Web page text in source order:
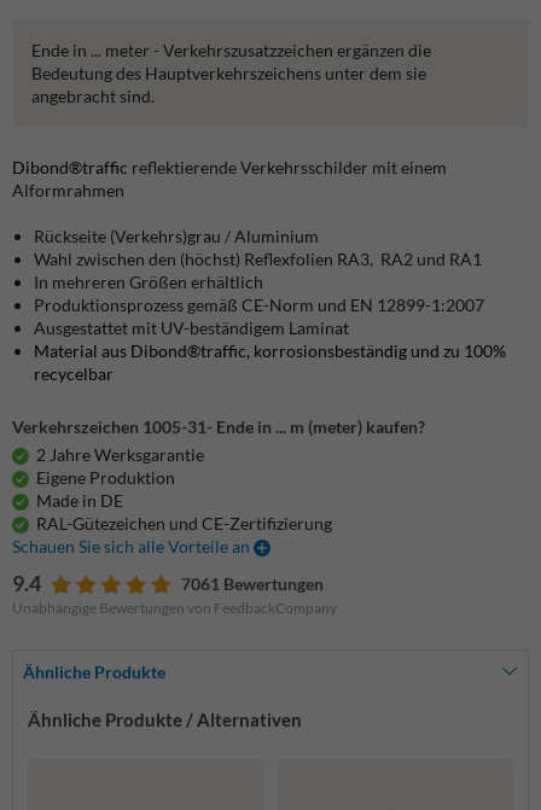
Ende in ... meter - Verkehrszusatzzeichen ergänzen die
Bedeutung des Hauptverkehrszeichens unter dem sie
angebracht sind.
Dibond®traffic reflektierende Verkehrsschilder mit einem
Alformrahmen
Rückseite (Verkehrs)grau / Aluminium
Wahl zwischen den (höchst) Reflexfolien RA3, RA2 und RA1
In mehreren Größen erhältlich
Produktionsprozess gemäß CE-Norm und EN 12899-1:2007
Ausgestattet mit UV-beständigem Laminat
Material aus Dibond®traffic, korrosionsbeständig und zu 100%
recycelbar
Verkehrszeichen 1005-31- Ende in ... m (meter) kaufen?
2 Jahre Werksgarantie
Eigene Produktion
Made in DE
RAL-Gütezeichen und CE-Zertifizierung
Schauen Sie sich alle Vorteile an
9.4 7061 Bewertungen
Unabhängige Bewertungen von FeedbackCompany
Ähnliche Produkte
Ähnliche Produkte / Alternativen